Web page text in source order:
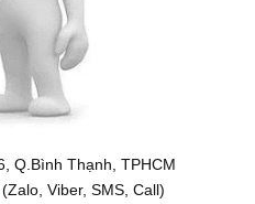
Q.Bình Thạnh, TPHCM
Viber, SMS, Call)